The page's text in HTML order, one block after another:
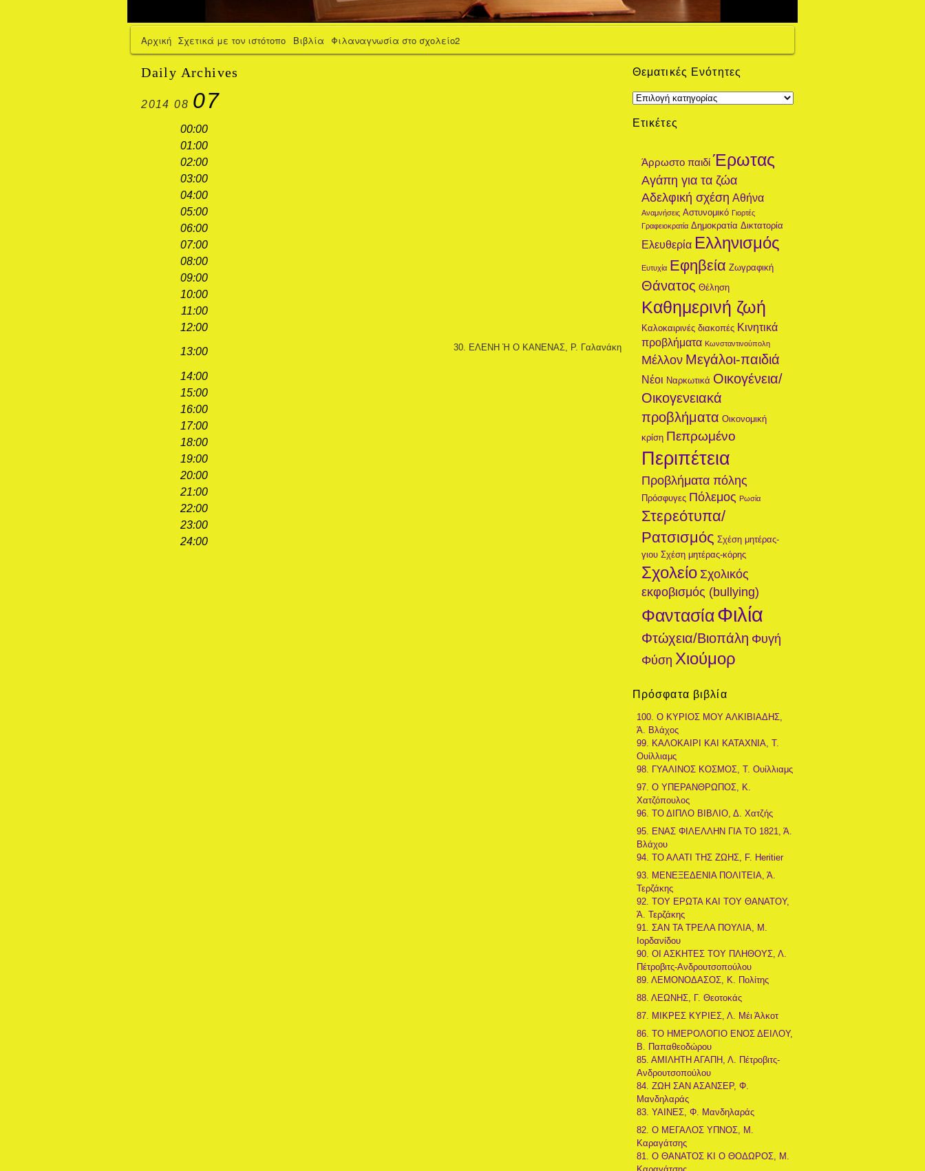
Αρχική Σχετικά με τον ιστότοπο Βιβλία Φιλαναγνωσία στο σχολείο2
Daily Archives
2014 08 07
00:00
01:00
02:00
03:00
04:00
05:00
06:00
07:00
08:00
09:00
10:00
11:00
12:00
13:00 30. ΕΛΕΝΗ Ή Ο ΚΑΝΕΝΑΣ, Ρ. Γαλανάκη
14:00
15:00
16:00
17:00
18:00
19:00
20:00
21:00
22:00
23:00
24:00
Θεματικές Ενότητες
Θεματικές
Ενότητες
Ετικέτες
Άρρωστο παιδί Έρωτας
Αγάπη για τα ζώα
Αδελφική σχέση Αθήνα
Αναμνήσεις Αστυνομικό Γιορτές
Γραφειοκρατία Δημοκρατία Δικτατορία
Ελευθερία Ελληνισμός
Ευτυχία Εφηβεία Ζωγραφική
Θάνατος Θέληση
Καθημερινή ζωή
Καλοκαιρινές διακοπές Κινητικά
προβλήματα Κωνσταντινούπολη
Μέλλον Μεγάλοι-παιδιά
Νέοι Ναρκωτικά Οικογένεια/
Οικογενειακά
προβλήματα Οικονομική
κρίση Πεπρωμένο
Περιπέτεια
Προβλήματα πόλης
Πρόσφυγες Πόλεμος Ρωσία
Στερεότυπα/
Ρατσισμός Σχέση μητέρας-
γιου Σχέση μητέρας-κόρης
Σχολείο Σχολικός
εκφοβισμός (bullying)
ΦαντασίαΦιλία
Φτώχεια/Βιοπάλη Φυγή
Φύση Χιούμορ
Πρόσφατα βιβλία
100. Ο ΚΥΡΙΟΣ ΜΟΥ ΑΛΚΙΒΙΑΔΗΣ,
Ά. Βλάχος
99. ΚΑΛΟΚΑΙΡΙ ΚΑΙ ΚΑΤΑΧΝΙΑ, Τ.
Ουίλλιαμς
98. ΓΥΑΛΙΝΟΣ ΚΟΣΜΟΣ, Τ. Ουίλλιαμς
97. Ο ΥΠΕΡΑΝΘΡΩΠΟΣ, Κ.
Χατζόπουλος
96. ΤΟ ΔΙΠΛΟ ΒΙΒΛΙΟ, Δ. Χατζής
95. ΕΝΑΣ ΦΙΛΕΛΛΗΝ ΓΙΑ ΤΟ 1821, Ά.
Βλάχου
94. ΤΟ ΑΛΑΤΙ ΤΗΣ ΖΩΗΣ, F. Heritier
93. ΜΕΝΕΞΕΔΕΝΙΑ ΠΟΛΙΤΕΙΑ, Ά.
Τερζάκης
92. ΤΟΥ ΕΡΩΤΑ ΚΑΙ ΤΟΥ ΘΑΝΑΤΟΥ,
Ά. Τερζάκης
91. ΣΑΝ ΤΑ ΤΡΕΛΑ ΠΟΥΛΙΑ, Μ.
Ιορδανίδου
90. ΟΙ ΑΣΚΗΤΕΣ ΤΟΥ ΠΛΗΘΟΥΣ, Λ.
Πέτροβιτς-Ανδρουτσοπούλου
89. ΛΕΜΟΝΟΔΑΣΟΣ, Κ. Πολίτης
88. ΛΕΩΝΗΣ, Γ. Θεοτοκάς
87. ΜΙΚΡΕΣ ΚΥΡΙΕΣ, Λ. Μέι Άλκοτ
86. ΤΟ ΗΜΕΡΟΛΟΓΙΟ ΕΝΟΣ ΔΕΙΛΟΥ,
Β. Παπαθεοδώρου
85. ΑΜΙΛΗΤΗ ΑΓΑΠΗ, Λ. Πέτροβιτς-
Ανδρουτσοπούλου
84. ΖΩΗ ΣΑΝ ΑΣΑΝΣΕΡ, Φ.
Μανδηλαράς
83. ΥΑΙΝΕΣ, Φ. Μανδηλαράς
82. Ο ΜΕΓΑΛΟΣ ΥΠΝΟΣ, Μ.
Καραγάτσης
81. Ο ΘΑΝΑΤΟΣ ΚΙ Ο ΘΟΔΩΡΟΣ, Μ.